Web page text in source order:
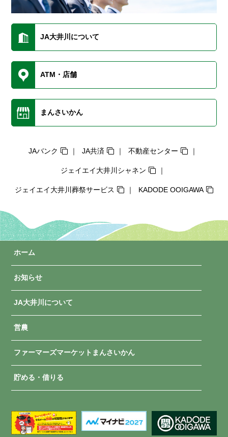
JA大井川について
ATM・店舗
まんさいかん
JAバンク JA共済 不動産センター
ジェイエイ大井川シャネン
ジェイエイ大井川葬祭サービス KADODE OOIGAWA
ホーム
お知らせ
JA大井川について
営農
ファーマーズマーケットまんさいかん
貯める・借りる